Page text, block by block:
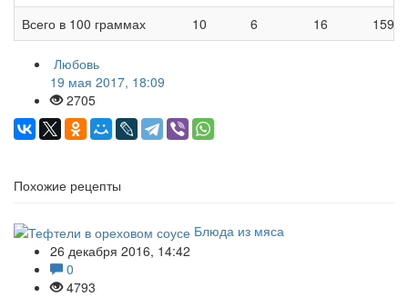
Всего в 100 граммах
10 6 16 159
Любовь
19 мая 2017, 18:09
2705
Похожие рецепты
Блюда из мяса
26 декабря 2016, 14:42
0
4793